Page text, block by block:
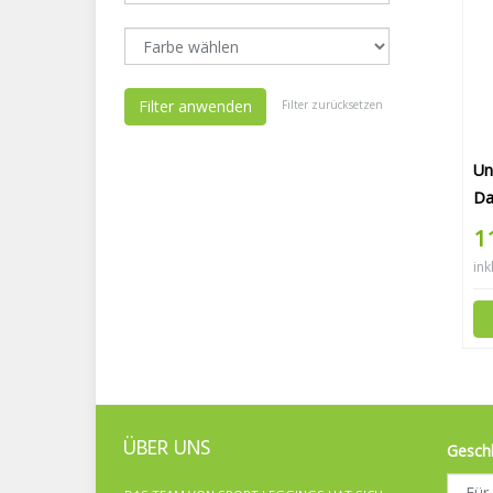
Filter zurücksetzen
Filter anwenden
ÜBER UNS